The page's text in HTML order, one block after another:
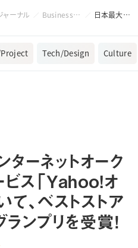
ャーナル Business/Project 日本最大級のインターネットオークション・フリマサービス「Yahoo!オークション」において、ベストストアアワード総合賞グランプリを受賞！
Tech/Design Culture
ーネットオーク
ビス「Yahoo!オ
て、ベストストア
ンプリを受賞！